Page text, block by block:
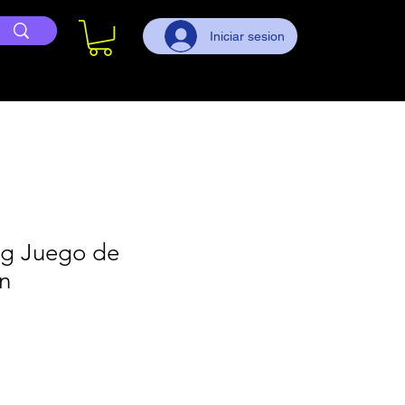
Iniciar sesion
Juego de